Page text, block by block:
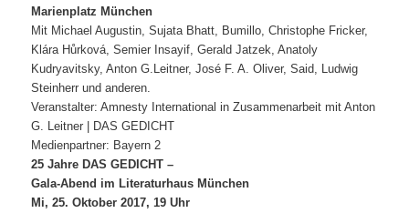
Marienplatz München
Mit Michael Augustin, Sujata Bhatt, Bumillo, Christophe Fricker,
Klára Hůrková, Semier Insayif, Gerald Jatzek, Anatoly
Kudryavitsky, Anton G.Leitner, José F. A. Oliver, Said, Ludwig
Steinherr und anderen.
Veranstalter: Amnesty International in Zusammenarbeit mit Anton
G. Leitner | DAS GEDICHT
Medienpartner: Bayern 2
25 Jahre DAS GEDICHT –
Gala-Abend im Literaturhaus München
Mi, 25. Oktober 2017, 19 Uhr